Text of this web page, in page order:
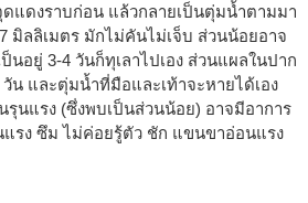
แดงราบก่อน แล้วกลายเป็นตุ่มน้ำตามมา
มิลลิเมตร มักไม่คันไม่เจ็บ ส่วนน้อยอาจ
นอยู่ 3-4 วันก็ทุเลาไปเอง ส่วนแผลในปาก
น และตุ่มน้ำที่มือและเท้าจะหายได้เอง
รุนแรง (ซึ่งพบเป็นส่วนน้อย) อาจมีอาการ
รง ซึม ไม่ค่อยรู้ตัว ชัก แขนขาอ่อนแรง